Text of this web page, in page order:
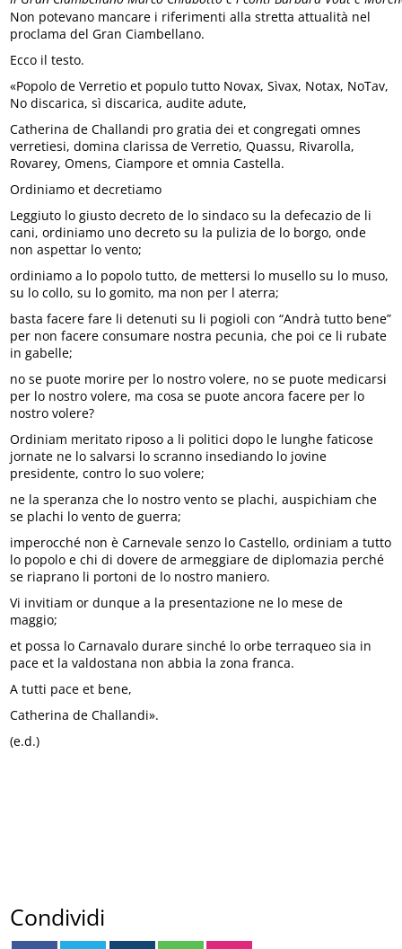
Non potevano mancare i riferimenti alla stretta attualità nel
proclama del Gran Ciambellano.
Ecco il testo.
«Popolo de Verretio et populo tutto Novax, Sìvax, Notax, NoTav,
No discarica, sì discarica, audite adute,
Catherina de Challandi pro gratia dei et congregati omnes
verretiesi, domina clarissa de Verretio, Quassu, Rivarolla,
Rovarey, Omens, Ciampore et omnia Castella.
Ordiniamo et decretiamo
Leggiuto lo giusto decreto de lo sindaco su la defecazio de li
cani, ordiniamo uno decreto su la pulizia de lo borgo, onde
non aspettar lo vento;
ordiniamo a lo popolo tutto, de mettersi lo musello su lo muso,
su lo collo, su lo gomito, ma non per l aterra;
basta facere fare li detenuti su li pogioli con “Andrà tutto bene”
per non facere consumare nostra pecunia, che poi ce li rubate
in gabelle;
no se puote morire per lo nostro volere, no se puote medicarsi
per lo nostro volere, ma cosa se puote ancora facere per lo
nostro volere?
Ordiniam meritato riposo a li politici dopo le lunghe faticose
jornate ne lo salvarsi lo scranno insediando lo jovine
presidente, contro lo suo volere;
ne la speranza che lo nostro vento se plachi, auspichiam che
se plachi lo vento de guerra;
imperocché non è Carnevale senzo lo Castello, ordiniam a tutto
lo popolo e chi di dovere de armeggiare de diplomazia perché
se riaprano li portoni de lo nostro maniero.
Vi invitiam or dunque a la presentazione ne lo mese de
maggio;
et possa lo Carnavalo durare sinché lo orbe terraqueo sia in
pace et la valdostana non abbia la zona franca.
A tutti pace et bene,
Catherina de Challandi».
(e.d.)
Condividi